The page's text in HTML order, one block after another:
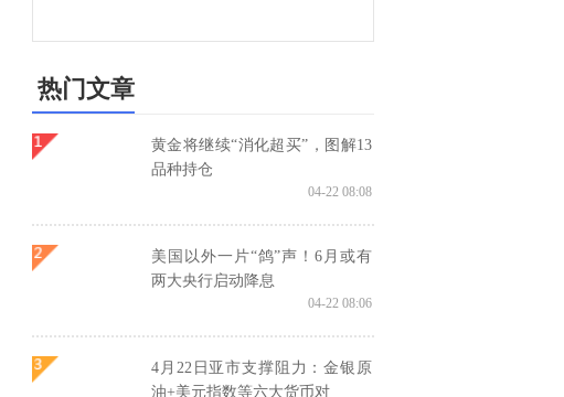
热门文章
黄金将继续“消化超买”，图解13
品种持仓
04-22 08:08
美国以外一片“鸽”声！6月或有
两大央行启动降息
04-22 08:06
4月22日亚市支撑阻力：金银原
油+美元指数等六大货币对